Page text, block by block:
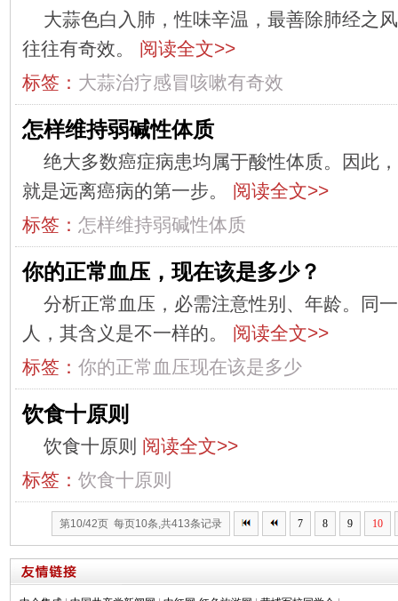
大蒜色白入肺，性味辛温，最善除肺经之
往往有奇效。 阅读全文>>
标签： 大蒜治疗感冒咳嗽有奇效
怎样维持弱碱性体质
绝大多数癌症病患均属于酸性体质。因此
就是远离癌病的第一步。 阅读全文>>
标签： 怎样维持弱碱性体质
你的正常血压，现在该是多少？
分析正常血压，必需注意性别、年龄。同
人，其含义是不一样的。 阅读全文>>
标签： 你的正常血压现在该是多少
饮食十原则
饮食十原则 阅读全文>>
标签： 饮食十原则
第10/42页 每页10条,共413条记录 7 8 9 10